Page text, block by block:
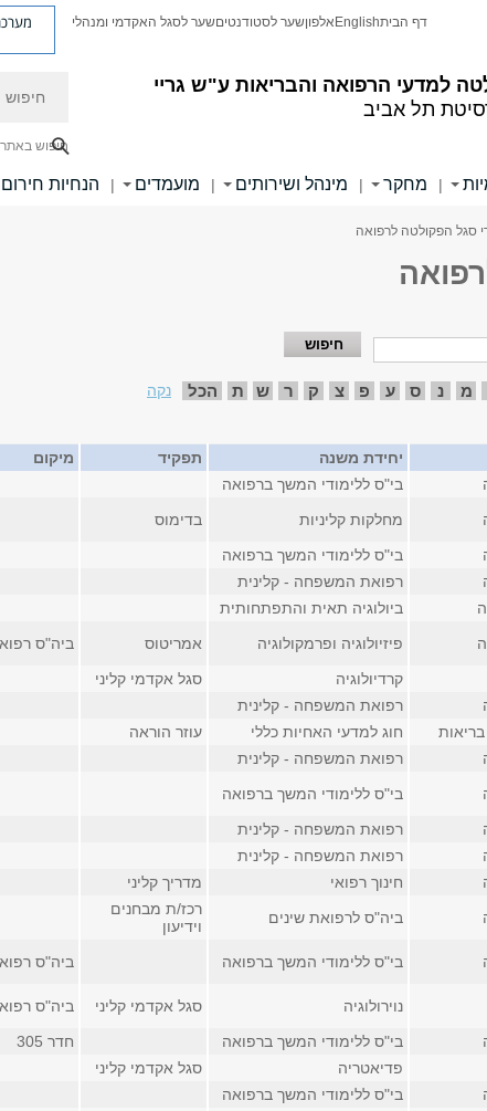
למדעי הרפואה והבריאות ע"ש גריי
תל אביב
דף הביתEnglish אלפוןשער לסטודנטיםשער לסגל האקדמי ומנהלי
חיפוש
| מחקר | מינהל ושירותים | מועמדים | הנחיות חירום
סגל הפקולטה לרפואה
מ נ ס ע פ צ ק ר ש ת הכל נקה
יחידת משנה תפקיד מיקום
בי"ס ללימודי המשך ברפואה
מחלקות קליניות בדימוס
בי"ס ללימודי המשך ברפואה
רפואת המשפחה - קלינית
ביולוגיה תאית והתפתחותית
פיזיולוגיה ופרמקולוגיה אמריטוס ביה"ס
קרדיולוגיה
סגל אקדמי קליני
רפואת המשפחה - קלינית
חוג למדעי האחיות כללי
עוזר הוראה
רפואת המשפחה - קלינית
בי"ס ללימודי המשך ברפואה
רפואת המשפחה - קלינית
רפואת המשפחה - קלינית
חינוך רפואי
מדריך קליני
ביה"ס לרפואת שינים
רכז/ת מבחנים
וידיעון
בי"ס ללימודי המשך ברפואה ביה"ס
נוירולוגיה
סגל אקדמי קליני ביה"ס
בי"ס ללימודי המשך ברפואה חדר 305
פדיאטריה
סגל אקדמי קליני
בי"ס ללימודי המשך ברפואה